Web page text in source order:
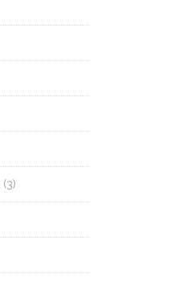
(3)